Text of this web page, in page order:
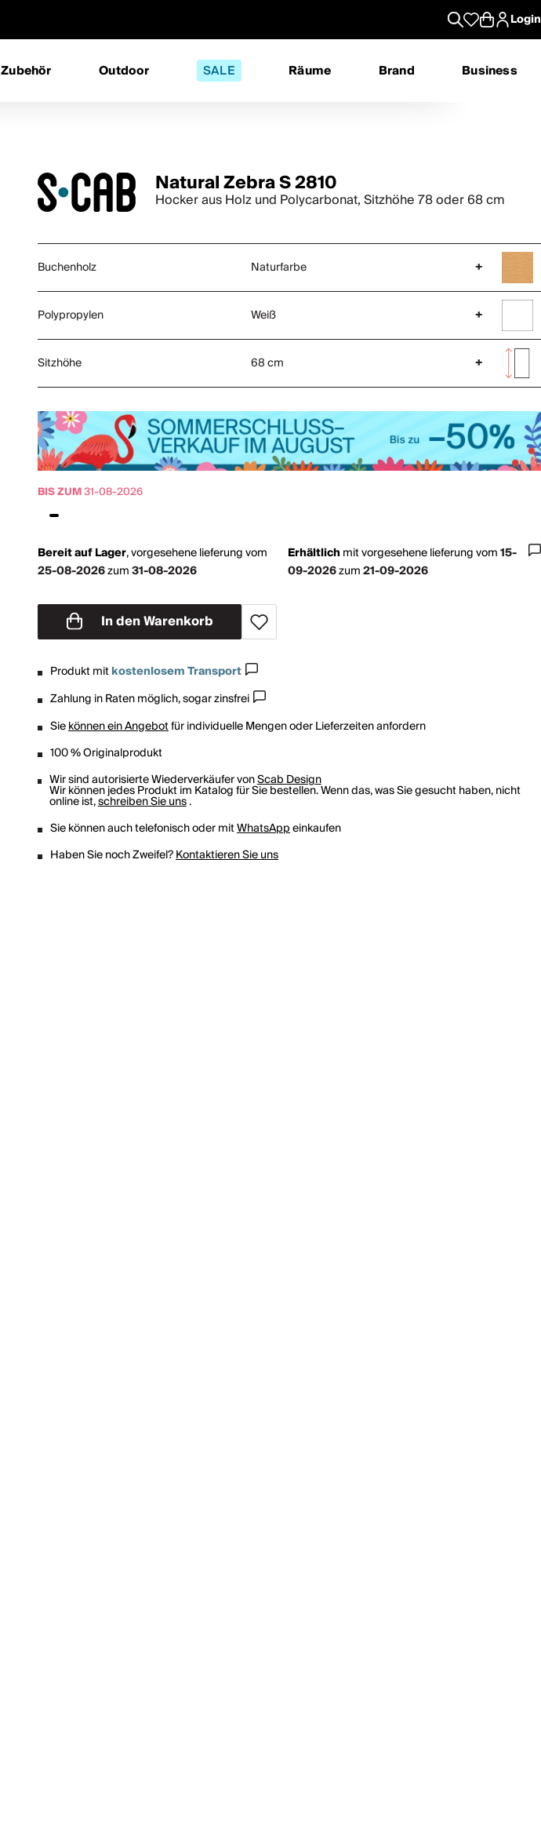
Login
Zubehör Outdoor SALE Räume Brand Business
Natural Zebra S 2810
Hocker aus Holz und Polycarbonat, Sitzhöhe 78 oder 68 cm
Buchenholz Naturfarbe +
Polypropylen Weiß +
Sitzhöhe 68 cm +
BIS ZUM31-08-2026
Bereit auf Lager,vorgesehene lieferung vom
25-08-2026zum31-08-2026
Erhältlich mitvorgesehene lieferung vom15-
09-2026zum21-09-2026
In den Warenkorb
Produkt mitkostenlosem Transport
Zahlung in Raten möglich, sogar zinsfrei
Siekönnen ein Angebotfür individuelle Mengen oder Lieferzeiten anfordern
100 % Originalprodukt
Wir sind autorisierte Wiederverkäufer vonScab Design
Wir können jedes Produkt im Katalog für Sie bestellen. Wenn das, was Sie gesucht haben, nicht
online ist,schreiben Sie uns.
Sie können auch telefonisch oder mitWhatsAppeinkaufen
Haben Sie noch Zweifel?Kontaktieren Sie uns